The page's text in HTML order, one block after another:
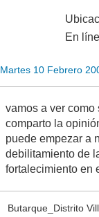
En
Martes 10 Febrero
vamos a ver
comparto la
puede empezar a
debilitamiento de
fortalecimiento en
Butarque_Distrito